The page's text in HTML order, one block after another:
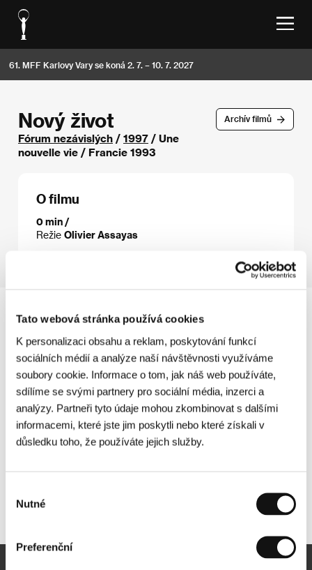
Tato webová stránka používá cookies
K personalizaci obsahu a reklam, poskytování funkcí
sociálních médií a analýze naší návštěvnosti využíváme
soubory cookie. Informace o tom, jak náš web používáte,
sdílíme se svými partnery pro sociální média, inzerci a
analýzy. Partneři tyto údaje mohou zkombinovat s dalšími
informacemi, které jste jim poskytli nebo které získali v
důsledku toho, že používáte jejich služby.
souhlasu
Nutné
Preferenční
61. MFF Karlovy Vary se koná 2. 7. – 10. 7. 2027
Archív filmů
Nový život
Fórum nezávislých / 1997 / Une
nouvelle vie / Francie 1993
O filmu
0 min /
Režie Olivier Assayas